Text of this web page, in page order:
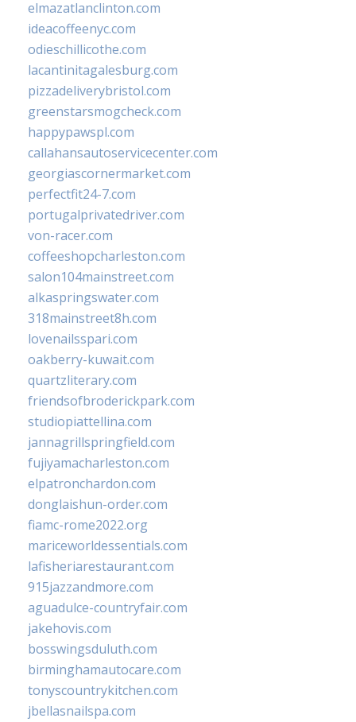
elmazatlanclinton.com
ideacoffeenyc.com
odieschillicothe.com
lacantinitagalesburg.com
pizzadeliverybristol.com
greenstarsmogcheck.com
happypawspl.com
callahansautoservicecenter.com
georgiascornermarket.com
perfectfit24-7.com
portugalprivatedriver.com
von-racer.com
coffeeshopcharleston.com
salon104mainstreet.com
alkaspringswater.com
318mainstreet8h.com
lovenailsspari.com
oakberry-kuwait.com
quartzliterary.com
friendsofbroderickpark.com
studiopiattellina.com
jannagrillspringfield.com
fujiyamacharleston.com
elpatronchardon.com
donglaishun-order.com
fiamc-rome2022.org
mariceworldessentials.com
lafisheriarestaurant.com
915jazzandmore.com
aguadulce-countryfair.com
jakehovis.com
bosswingsduluth.com
birminghamautocare.com
tonyscountrykitchen.com
jbellasnailspa.com